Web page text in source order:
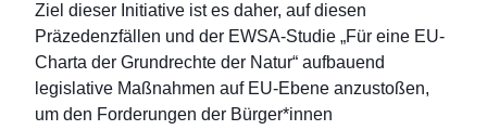
Ziel dieser Initiative ist es daher, auf diesen
Präzedenzfällen und der EWSA-Studie „Für eine EU-
Charta der Grundrechte der Natur“ aufbauend
legislative Maßnahmen auf EU-Ebene anzustoßen,
um den Forderungen der Bürger*innen